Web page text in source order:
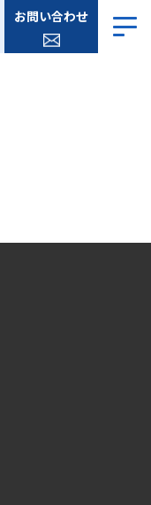
お問い合わせ